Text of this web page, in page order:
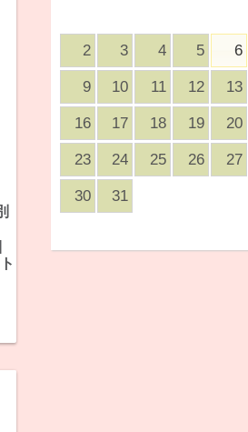
2 3 4 5 6
9 10 11 12 13
16 17 18 19 20
23 24 25 26 27
30 31